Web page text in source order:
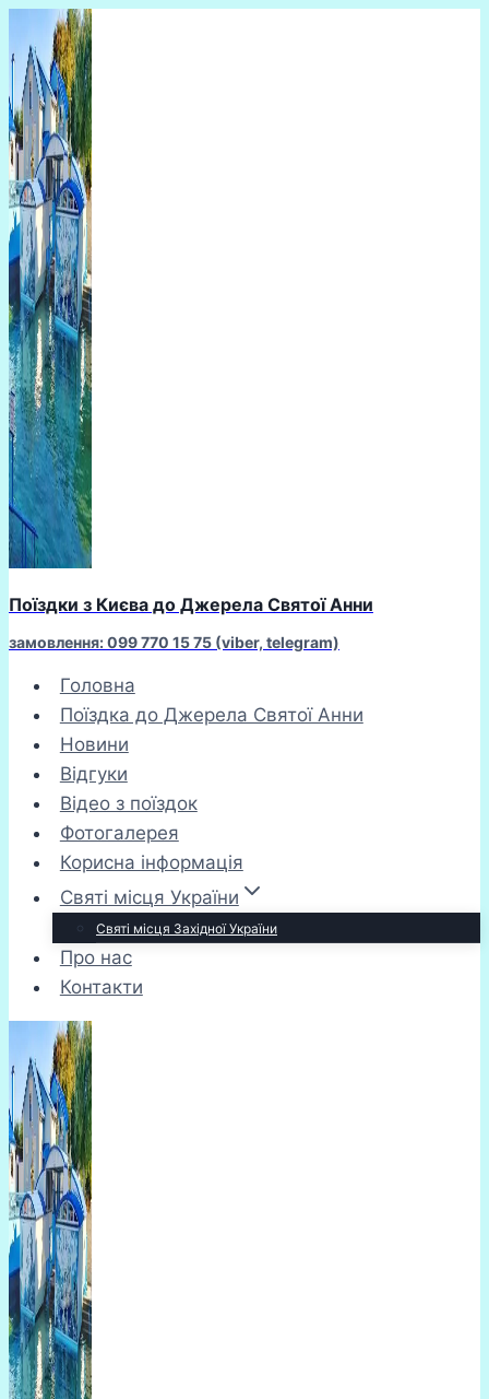
Перейти
до
вмісту
Поїздки з Києва до Джерела Святої Анни
замовлення: 099 770 15 75 (viber, telegram)
Головна
Поїздка до Джерела Святої Анни
Новини
Відгуки
Відео з поїздок
Фотогалерея
Корисна інформація
Святі місця України
Святі місця Західної України
Про нас
Контакти